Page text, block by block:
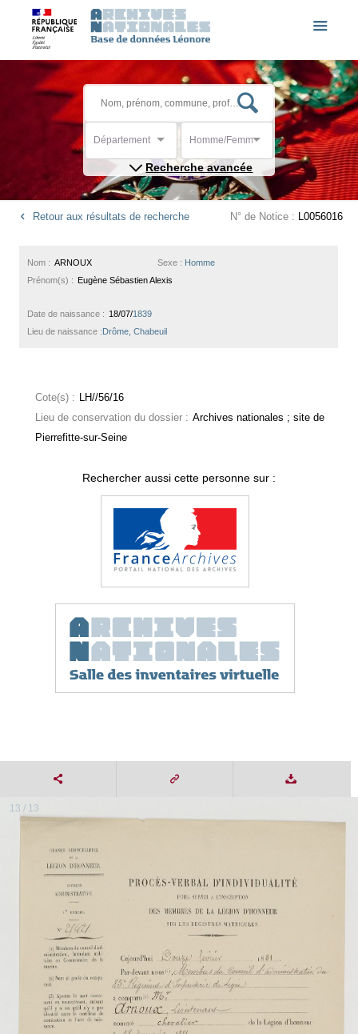
Département Homme/Femme
Recherche avancée
Retour aux résultats de recherche N° de Notice : L0056016
Sexe : Homme
Nom : ARNOUX
Prénom(s) : Eugène Sébastien Alexis
Date de naissance : 18/07/1839
Lieu de naissance :Drôme, Chabeuil
Cote(s) : LH//56/16
Lieu de conservation du dossier : Archives nationales ; site de
Pierrefitte-sur-Seine
Rechercher aussi cette personne sur :
13 / 13